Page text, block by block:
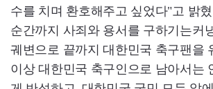
수를 치며 환호해주고 싶었다"고 밝
순간까지 사죄와 용서를 구하기는커
궤변으로 끝까지 대한민국 축구팬을
이상 대한민국 축구인으로 남아서는